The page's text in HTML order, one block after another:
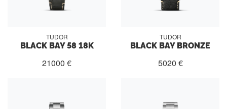
TUDOR
BLACK BAY 58 18K
21000 €
TUDOR
BLACK BAY BRONZE
5020 €